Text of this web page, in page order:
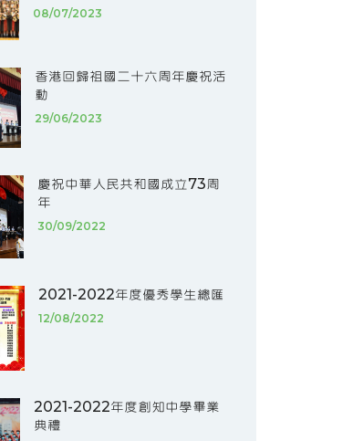
08/07/2023
香港回歸祖國二十六周年慶祝活
動
29/06/2023
慶祝中華人民共和國成立73周
年
30/09/2022
2021-2022年度優秀學生總匯
12/08/2022
2021-2022年度創知中學畢業
典禮